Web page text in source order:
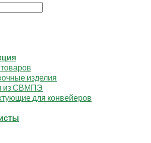
изделия
из СВМПЭ
для конвейеров